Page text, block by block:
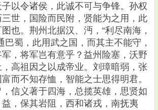
以令诸侯，此诚不可与争锋。孙权
世，国险而民附，贤能为之用，此
也。荆州北据汉、沔，“利尽南海，
巴蜀，此用武之国，而其主不能守，
，将军岂有意乎？益州险塞，沃野
高祖因之以成帝业。刘璋暗弱，张
而不知存恤，智能之士思得明君。
信义著于四海，总揽英雄，思贤如
，保其岩阻，西和诸戎，南抚夷